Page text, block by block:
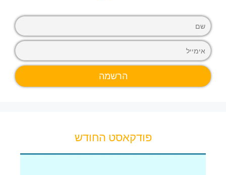
פודקאסט החודש